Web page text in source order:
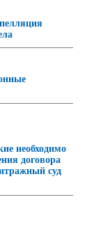
необходимо
договора
суд